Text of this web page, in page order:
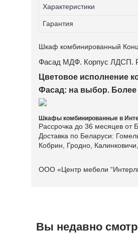
Характеристики
Гарантия
Шкаф комбинированный
Фасад МДФ. Корпус ЛДСП.
Цветовое исполнение
Фасад: на выбор.
Шкафы комбинированные в
Рассрочка до 36 месяцев от
Доставка по Беларуси:
Кобрин, Гродно,
ООО «Центр мебели
Вы недавно